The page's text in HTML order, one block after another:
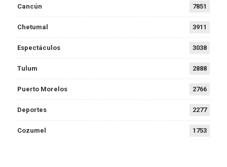
Cancún 7851
Chetumal 3911
Espectáculos 3038
Tulum 2888
Puerto Morelos 2766
Deportes 2277
Cozumel 1753